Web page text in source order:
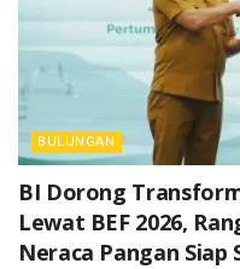
BULUNGAN
BI Dorong
Lewat BEF 2026,
Neraca Pangan Siap